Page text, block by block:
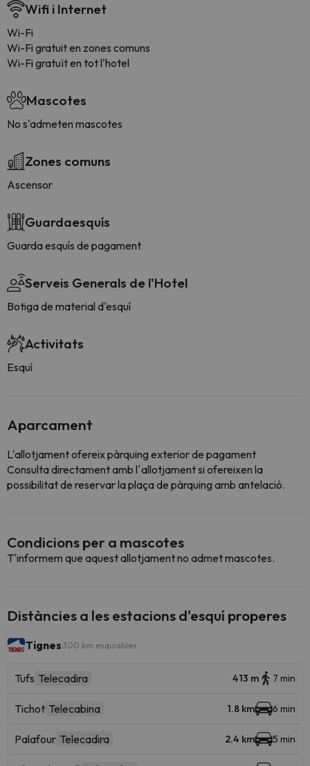
Wifi i Internet
Wi-Fi
Wi-Fi gratuit en zones comuns
Wi-Fi gratuït en tot l'hotel
Mascotes
No s'admeten mascotes
Zones comuns
Ascensor
Guardaesquís
Guarda esquís de pagament
Serveis Generals de l'Hotel
Botiga de material d'esquí
Activitats
Esquí
Aparcament
L'allotjament ofereix pàrquing exterior de pagament
Consulta directament amb l´allotjament si ofereixen la
possibilitat de reservar la plaça de pàrquing amb antelació.
Condicions per a mascotes
T'informem que aquest allotjament no admet mascotes.
Distàncies a les estacions d'esquí properes
Tignes 300 km esquiables
Tufs Telecadira 413 m 7 min
Tichot Telecabina 1.8 km 6 min
Palafour Telecadira 2.4 km 5 min